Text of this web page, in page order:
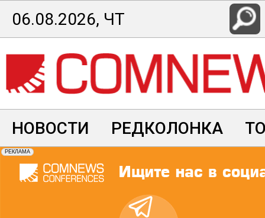
Перейти
к
основному
содержанию
06.08.2026, ЧТ
НОВОСТИ РЕДКОЛОНКА